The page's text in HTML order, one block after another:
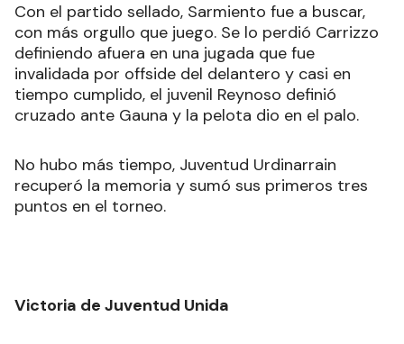
Con el partido sellado, Sarmiento fue a buscar,
con más orgullo que juego. Se lo perdió Carrizzo
definiendo afuera en una jugada que fue
invalidada por offside del delantero y casi en
tiempo cumplido, el juvenil Reynoso definió
cruzado ante Gauna y la pelota dio en el palo.
No hubo más tiempo, Juventud Urdinarrain
recuperó la memoria y sumó sus primeros tres
puntos en el torneo.
Victoria de Juventud Unida